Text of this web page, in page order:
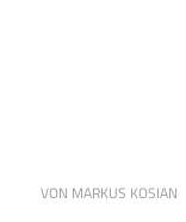
VON MARKUS KOSIAN